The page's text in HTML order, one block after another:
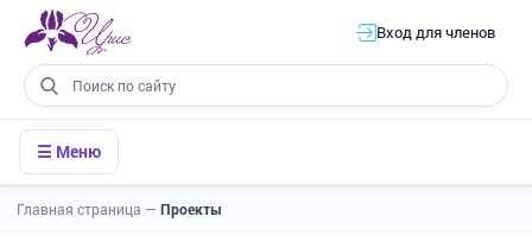
Вход для членов
☰ Меню
Главная страница — Проекты